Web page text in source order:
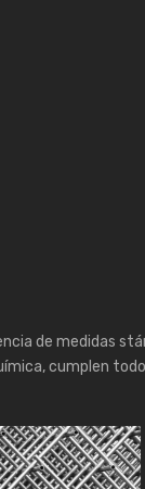
de medidas
cumplen